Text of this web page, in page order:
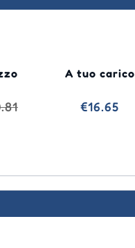
A tuo carico
€16.65